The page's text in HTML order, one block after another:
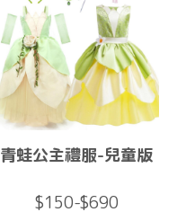
青蛙公主禮服-兒童版
$150-$690